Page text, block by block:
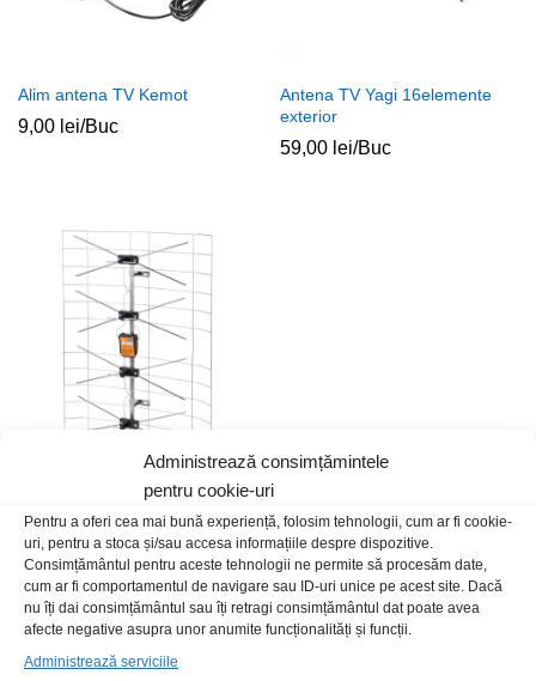
Administrează consimțămintele
pentru cookie-uri
Pentru a oferi cea mai bună experiență, folosim tehnologii, cum ar fi cookie-
uri, pentru a stoca și/sau accesa informațiile despre dispozitive.
Consimțământul pentru aceste tehnologii ne permite să procesăm date,
cum ar fi comportamentul de navigare sau ID-uri unice pe acest site. Dacă
nu îți dai consimțământul sau îți retragi consimțământul dat poate avea
afecte negative asupra unor anumite funcționalități și funcții.
Administrează serviciile
Alim antena TV Kemot
9,00 lei/Buc
Antena TV Yagi 16elemente
exterior
59,00 lei/Buc
Antena TV FIF-UIF DVB-T
59,00lei /Buc